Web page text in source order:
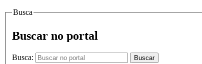
Busca
Buscar no portal
Busca: Buscar